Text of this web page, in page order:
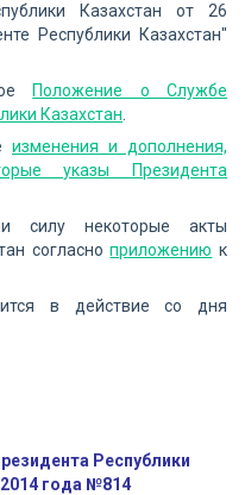
Казахстан от 26
Республики Казахстан"
Положение о Службе
Казахстан
изменения и дополнения,
указы Президента
силу некоторые акты
согласноприложению к
в действие со дня
Республики
года №814